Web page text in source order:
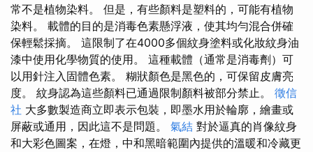
常不是植物染料。 但是，有些顏料是塑料的，可能有植物
染料。 載體的目的是消毒色素懸浮液，使其均勻混合併確
保輕鬆採摘。 這限制了在4000多個紋身塗料或化妝紋身油
漆中使用化學物質的使用。 這種載體（通常是消毒劑）可
以用針注入固體色素。 糊狀顏色是黑色的，可保留皮膚亮
度。 紋身認為這些顏料已通過限制顏料被部分禁止。 徵信
社 大多數製造商立即表示包裝，即墨水用於輪廓，繪畫或
屏蔽或通用，因此這不是問題。 氣結 對於逼真的肖像紋身
和大彩色圖案，在燈，中和黑暗範圍內提供的溫暖和冷藏更